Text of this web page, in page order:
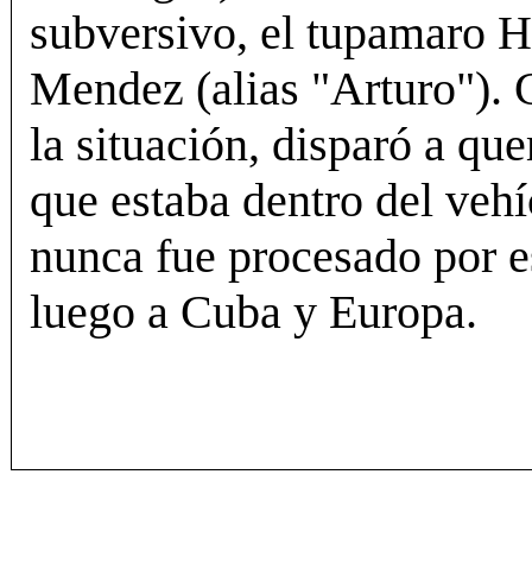
subversivo, el tupamaro
Mendez (alias "Arturo").
la situación, disparó a
que estaba dentro del
nunca fue procesado por
luego a Cuba y Europa.